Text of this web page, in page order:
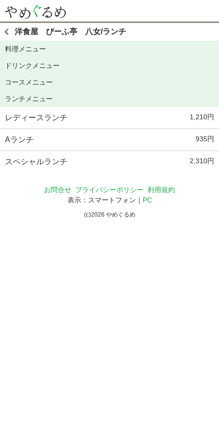
洋食屋 びーふ亭 八女/ランチ
料理メニュー
ドリンクメニュー
コースメニュー
ランチメニュー
レディースランチ 1,210円
Aランチ 935円
スペシャルランチ 2,310円
お問合せ プライバシーポリシー 利用規約
表示：スマートフォン｜ PC
(c)2026 やめぐるめ